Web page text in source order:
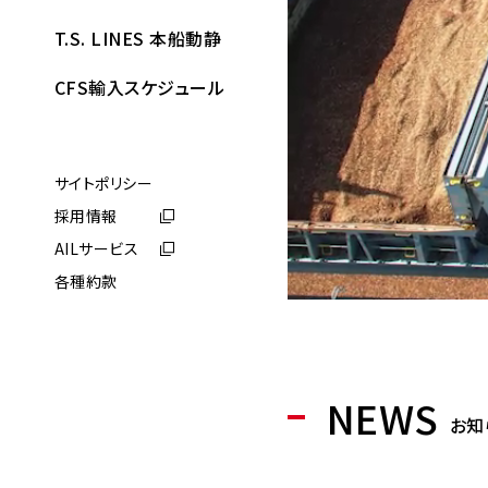
T.S. LINES 本船動静
CFS輸入スケジュール
サイトポリシー
採用情報
AILサービス
各種約款
NEWS お